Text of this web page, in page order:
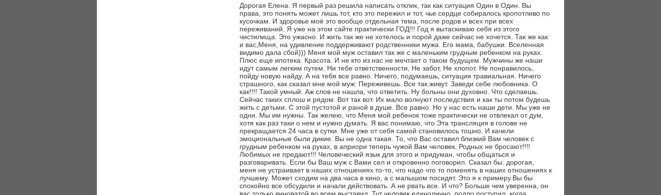
Дорогая Елена. Я первый раз решила написать отклик, так как ситуация Один в Один. Вы
права, это понять может лишь тот, кто это пережил и тот, чье сердце собиралось кропотливо по
кусочкам. И здоровье моё это вообще отдельная тема, после родов и всех при всех
переживаний. Я уже на этом сайте практически ГОД!!! Год я вытаскиваю себя из этого
чистилища. Это ужасно. И жить так же не хотелось и порой даже сейчас не хочется. Так же как
и вас,Меня, на удивление поддерживают родственники мужа. Его мама, бабушки. Вселенная
видимо дала сбой))) Меня мой муж оставил так же с маленьким грудным ребенком на руках.
Плюс еще ипотека. Красота. И не кто из нас не мечтает о таком будущем. Мужчины же наши
идут самым легким путем. Ни тебе ответственности, Не забот, Не хлопот. Не понравилось,
пойду новую найду. А на тебя все равно. Ничего, подумаешь, ситуация травиальная. Ничего
страшного, как сказал мне мой муж: Переживешь. Все так живут. Заведи себе любовника. О
как!!!! Такой умный. Аж слов не нашла, что ответить. Ну больны они духовно. Что сделаешь.
Сейчас таких сплош и рядом. Вот так вот. Их мало волнуют последствия и как ты потом будешь
жить с детьми. С этой пустотой и раной в душе. Все равно. Но у нас есть наши дети. Мы уже не
одни. Мы им нужны. Так желею, что Меня мой ребенок тоже практически не отвлекал от дум,
хотя как раз таки о нем и нужно думать. Я вас понимаю, что Эта трансляция в голове не
прекращается 24 часа в сутки. Мне уже от себя самой становилось тошно. И качели
эмоциональные были дикие. Вы не одна такая. То, что Вас оставил близкий Вам человек с
грудным ребенком на руках, в априори теперь чужой Вам человек. Родных не бросают!!!!
Любимых не предают!!! Человеческий язык для этого и придуман, чтобы общаться и
разговаривать. Если бы Ваш муж с Вами сел и откровенно поговорил. Сказал бы: дорогая,
меня не устраивает в наших отношениях то-то, что надо что то поменять в наших отношениях к
лучшему. Может сходим на два часа в кино, а с малышом посидят. Это я к примеру.Вы бы
спокойно все обсудили и начали действовать. А не рвать все. И что? Больше чем уверенна, он